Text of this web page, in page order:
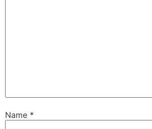
Name *